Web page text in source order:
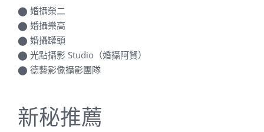
⬤ 婚攝榮二
⬤ 婚攝樂高
⬤ 婚攝罐頭
⬤ 光點攝影 Studio（婚攝阿賢）
⬤ 德藝影像攝影團隊
新秘推薦